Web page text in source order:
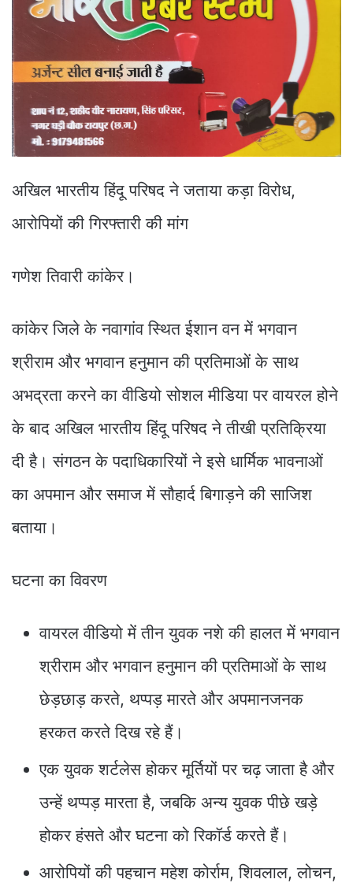
अखिल भारतीय हिंदू परिषद ने जताया कड़ा विरोध,
आरोपियों की गिरफ्तारी की मांग
गणेश तिवारी कांकेर।
कांकेर जिले के नवागांव स्थित ईशान वन में भगवान
श्रीराम और भगवान हनुमान की प्रतिमाओं के साथ
अभद्रता करने का वीडियो सोशल मीडिया पर वायरल होने
के बाद अखिल भारतीय हिंदू परिषद ने तीखी प्रतिक्रिया
दी है। संगठन के पदाधिकारियों ने इसे धार्मिक भावनाओं
का अपमान और समाज में सौहार्द बिगाड़ने की साजिश
बताया।
घटना का विवरण
वायरल वीडियो में तीन युवक नशे की हालत में भगवान
श्रीराम और भगवान हनुमान की प्रतिमाओं के साथ
छेड़छाड़ करते, थप्पड़ मारते और अपमानजनक
हरकत करते दिख रहे हैं।
एक युवक शर्टलेस होकर मूर्तियों पर चढ़ जाता है और
उन्हें थप्पड़ मारता है, जबकि अन्य युवक पीछे खड़े
होकर हंसते और घटना को रिकॉर्ड करते हैं।
आरोपियों की पहचान महेश कोर्राम, शिवलाल, लोचन,